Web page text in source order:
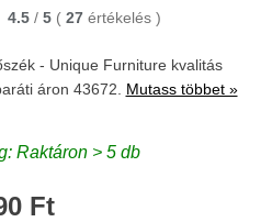
4.5 / 5 ( 27 értékelés )
- Unique Furniture kvalitás
áron 43672. Mutass többet »
Raktáron > 5 db
Ft